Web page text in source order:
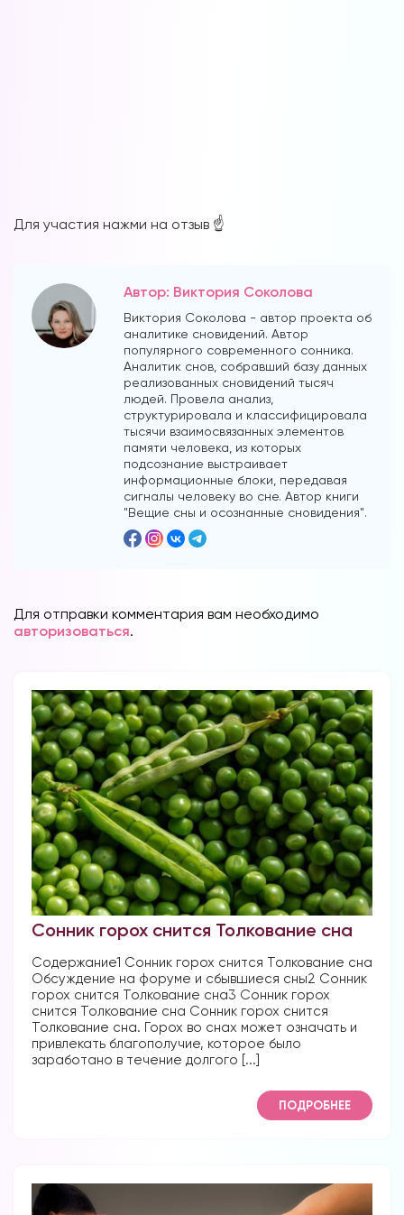
Для участия нажми на отзыв ☝️
Автор: Виктория Соколова
Виктория Соколова - автор проекта об
аналитике сновидений. Автор
популярного современного сонника.
Аналитик снов, собравший базу данных
реализованных сновидений тысяч
людей. Провела анализ,
структурировала и классифицировала
тысячи взаимосвязанных элементов
памяти человека, из которых
подсознание выстраивает
информационные блоки, передавая
сигналы человеку во сне. Автор книги
"Вещие сны и осознанные сновидения".
Для отправки комментария вам необходимо
авторизоваться.
Сонник горох снится Толкование сна
Содержание1 Сонник горох снится Толкование сна
Обсуждение на форуме и сбывшиеся сны2 Сонник
горох снится Толкование сна3 Сонник горох
снится Толкование сна Сонник горох снится
Толкование сна. Горох во снах может означать и
привлекать благополучие, которое было
заработано в течение долгого [...]
ПОДРОБНЕЕ